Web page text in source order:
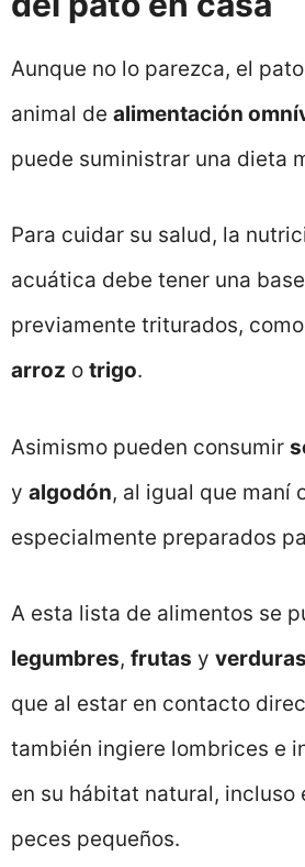
Aunque no lo parezca, el
animal de alimentación
puede suministrar una dieta
Para cuidar su salud, la
acuática debe tener una
previamente triturados,
arroz o trigo.
Asimismo pueden consumir
y algodón, al igual que maní
especialmente preparados
A esta lista de alimentos se
legumbres, frutas y verduras
que al estar en contacto
también ingiere lombrices e
en su hábitat natural, incluso
peces pequeños.